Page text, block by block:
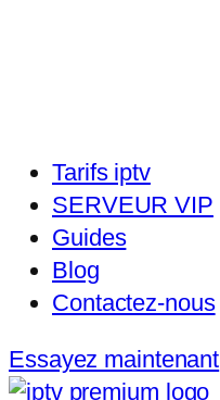
Tarifs iptv
SERVEUR VIP
Guides
Blog
Contactez-nous
Essayez maintenant